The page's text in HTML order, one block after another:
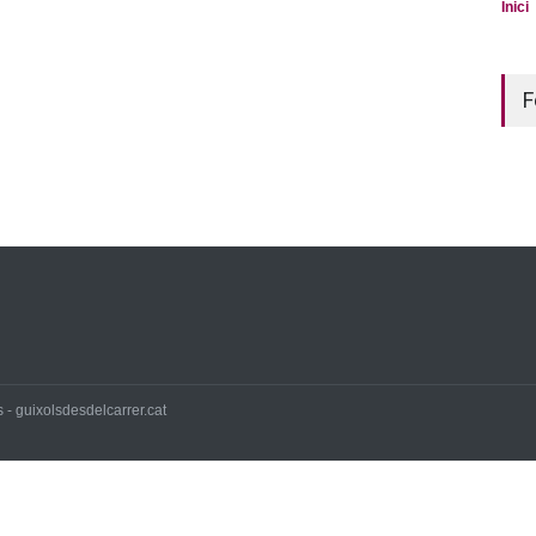
Inici
- guixolsdesdelcarrer.cat